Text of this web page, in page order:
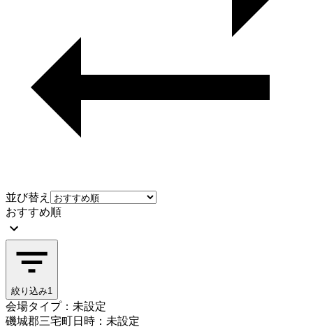
並び替え
おすすめ順
絞り込み1
会場タイプ：未設定
磯城郡三宅町日時：未設定